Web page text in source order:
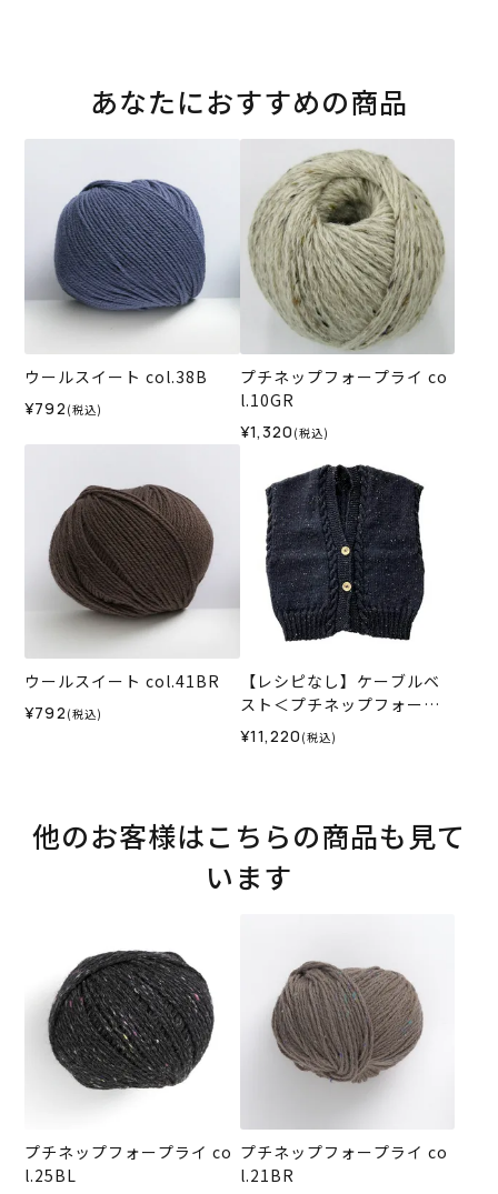
あなたにおすすめの商品
ウールスイート col.38B
¥792 (税込)
プチネップフォープライ co
l.10GR
¥1,320 (税込)
ウールスイート col.41BR
¥792 (税込)
【レシピなし】ケーブルベ
スト＜プチネップフォープ
ライ09NV＞（編み物 材料セ
ット）
¥11,220 (税込)
他のお客様はこちらの商品も見て
います
プチネップフォープライ co
l.25BL
プチネップフォープライ co
l.21BR